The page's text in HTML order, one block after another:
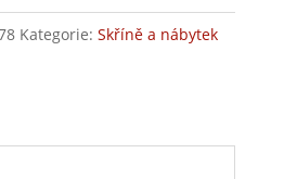
Kategorie: Skříně a nábytek